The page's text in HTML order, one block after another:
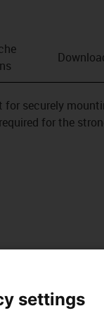
securely
for the
settings